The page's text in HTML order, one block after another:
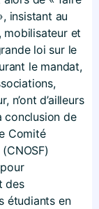
insistant au
mobilisateur et
loi sur le
le mandat,
n’ont d’ailleurs
conclusion de
Comité
des
étudiants en